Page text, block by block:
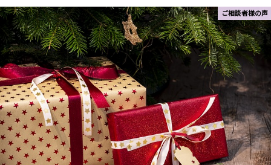
ご相談者様の声